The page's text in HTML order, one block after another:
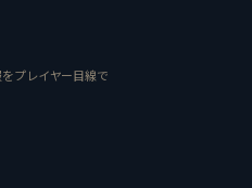
プレイヤー目線で